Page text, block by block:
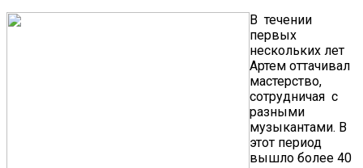
В течении
первых
нескольких лет
Артем оттачивал
мастерство,
сотрудничая с
разными
музыкантами. В
этот период
вышло более 40